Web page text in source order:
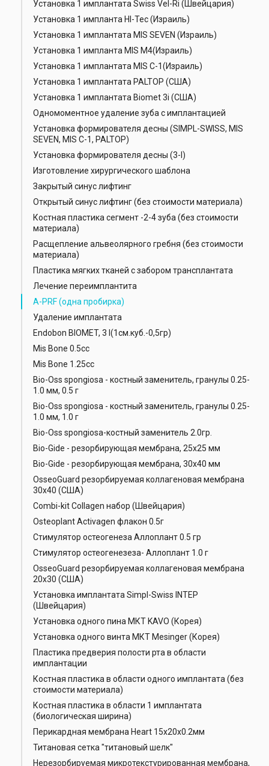
Установка 1 имплантата Swiss Vel-Ri (Швейцария)
Установка 1 импланта HI-Tec (Израиль)
Установка 1 имплантата MIS SEVEN (Израиль)
Установка 1 импланта MIS M4(Израиль)
Установка 1 имплантата MIS С-1(Израиль)
Установка 1 имплантата PALTOP (США)
Установка 1 имплантата Biomet 3i (США)
Одномоментное удаление зуба с имплантацией
Установка формирователя десны (SIMPL-SWISS, MIS
SEVEN, MIS C-1, PALTOP)
Установка формирователя десны (3-I)
Изготовление хирургического шаблона
Закрытый синус лифтинг
Открытый синус лифтинг (без стоимости материала)
Костная пластика сегмент -2-4 зуба (без стоимости
материала)
Расщепление альвеолярного гребня (без стоимости
материала)
Пластика мягких тканей с забором трансплантата
Лечение переимплантита
А-РRF (одна пробирка)
Удаление имплантата
Endobon BIOMET, 3 I(1см.куб.-0,5гр)
Mis Bone 0.5cc
Mis Bone 1.25cc
Bio-Oss spongiosa - костный заменитель, гранулы 0.25-
1.0 мм, 0.5 г
Bio-Oss spongiosa - костный заменитель, гранулы 0.25-
1.0 мм, 1.0 г
Bio-Oss spongiosa-костный заменитель 2.0гр.
Bio-Gide - резорбирующая мембрана, 25х25 мм
Bio-Gide - резорбирующая мембрана, 30х40 мм
OsseoGuard резорбируемая коллагеновая мембрана
30х40 (США)
Combi-kit Collagen набор (Швейцария)
Osteoplant Activagen флакон 0.5г
Стимулятор остеогенеза Аллоплант 0.5 гр
Стимулятор остеогенезеза- Аллоплант 1.0 г
OsseoGuard резорбируемая коллагеновая мембрана
20х30 (США)
Установка имплантата Simpl-Swiss INTEP
(Швейцария)
Установка одного пина МКТ KAVO (Корея)
Установка одного винта МКТ Mesinger (Корея)
Пластика предверия полости рта в области
имплантации
Костная пластика в области одного имплантата (без
стоимости материала)
Костная пластика в области 1 имплантата
(биологическая ширина)
Перикардная мембрана Heart 15x20x0.2мм
Титановая сетка "титановый шелк"
Нерезорбируемая микротекстурированная мембрана,